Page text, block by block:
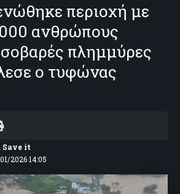
περιοχή με
ανθρώπους
σοβαρές πλημμύρες
ο τυφώνας
2026 14:05